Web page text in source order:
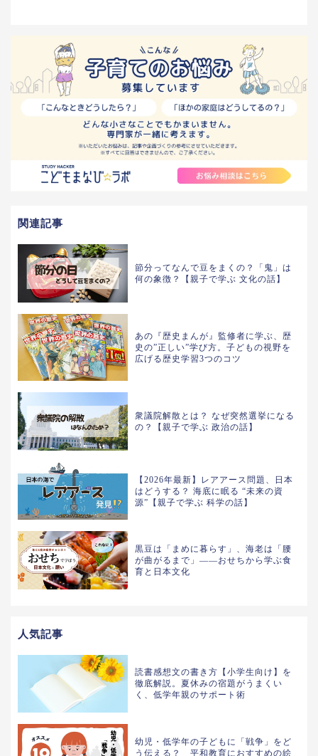
関連記事
節分ってなんで豆をまくの？「鬼」は
何の象徴？【親子で学ぶ 文化の話】
あの『歴史まんが』監修者に学ぶ、歴
史の”正しい”学び方。子どもの視野を
広げる歴史学習3つのコツ
衆議院解散とは？ なぜ突然選挙になる
の？【親子で学ぶ 政治の話】
【2026年最新】レアアース問題、日本
はどうする？ 海底に眠る “未来の資
源”【親子で学ぶ 科学の話】
黒豆は「まめに暮らす」、海老は「腰
が曲がるまで」——おせちから学ぶ食
育と日本文化
人気記事
読書感想文の書き方【小学生向け】を
徹底解説。夏休みの宿題がうまくい
く、低学年親のサポート術
幼児・低学年の子どもに「戦争」をど
う伝える？ 平和教育におすすめの絵